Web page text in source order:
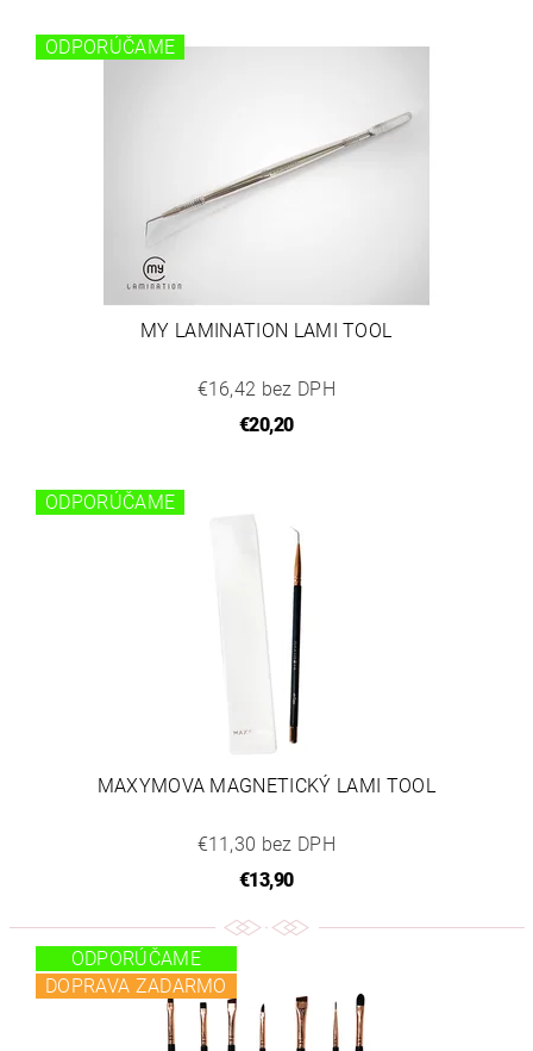
ODPORÚČAME
MY LAMINATION LAMI TOOL
€16,42 bez DPH
€20,20
ODPORÚČAME
MAXYMOVA MAGNETICKÝ LAMI TOOL
€11,30 bez DPH
€13,90
ODPORÚČAME
DOPRAVA ZADARMO